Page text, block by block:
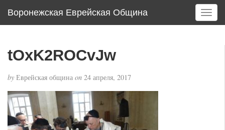
Воронежская Еврейская Община
T
o
tOxK2ROCvJw
by Еврейская община on 24 апреля, 2017